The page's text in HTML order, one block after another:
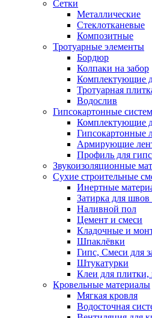
Сетки
Металлические
Стеклотканевые
Композитные
Тротуарные элементы
Бордюр
Колпаки на забор
Комплектующие
Тротуарная
Водослив
Гипсокартонные
Комплектующие
Гипсокартонные
Армирующие
Профиль для
Звукоизоляционные
Сухие строительные
Инертные
Затирка для
Наливной пол
Цемент и смеси
Кладочные и
Шпаклёвки
Гипс, Смеси для
Штукатурки
Клеи для плитки,
Кровельные материалы
Мягкая кровля
Водосточная